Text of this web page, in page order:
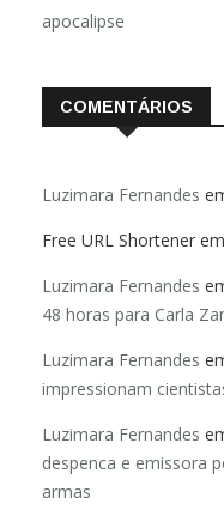
apocalipse
COMENTÁRIOS
Luzimara Fernandes
Free URL Shortener em
Luzimara Fernandes
48 horas para Carla
Luzimara Fernandes
impressionam
Luzimara Fernandes
despenca e emissora
armas